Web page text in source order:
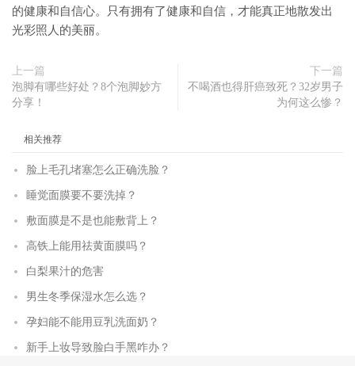
的健康和自信心。只有拥有了健康和自信，才能真正地散发出
光彩照人的美丽。
上一篇
泡脚有哪些好处？8个泡脚妙方
分享！
下一篇
不喝酒也得肝癌致死？32岁男子
为何这么惨？
相关推荐
脸上毛孔堵塞怎么正确洗脸？
睡觉面膜要不要洗掉？
敷面膜是不是也能敷背上？
高铁上能用祛黄面膜吗？
白梨果汁的危害
男生冬季保湿水怎么选？
孕妇能不能用豆乳洗面奶？
新手上妆导致脸白手黑咋办？